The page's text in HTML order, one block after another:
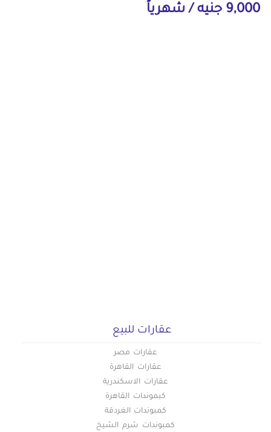
9,000 جنيه / شهرياً
عقارات للبيع
عقارات مصر
عقارات القاهرة
عقارات الاسكندرية
كبموندات القاهرة
كمبوندات الغردقة
كمبوندات شرم الشيخ